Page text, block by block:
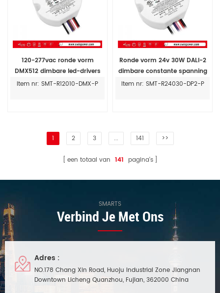
120-277vac ronde vorm
DMX512 dimbare led-drivers
voedingsbron voor verlichting
Item nr: SMT-R12010-DMX-P
Ronde vorm 24v 30W DALI-2
dimbare constante spanning
led-driver voor ledstrip
Item nr: SMT-R24030-DP2-P
1 2 3 ... 141 >>
een totaal van 141 pagina's
SMARTS
Verbind Je Met Ons
Adres :
NO.178 Chang Xin Road, Huoju Industrial Zone Jiangnan
Downtown Licheng Quanzhou, Fujian, 362000 China